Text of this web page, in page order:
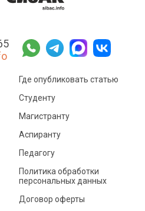
Где опубликовать статью
Студенту
Магистранту
Аспиранту
Педагогу
Политика обработки
персональных данных
Договор оферты